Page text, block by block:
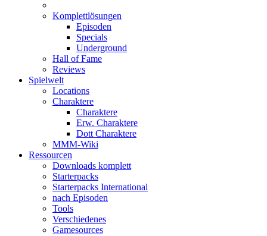
Komplettlösungen
Episoden
Specials
Underground
Hall of Fame
Reviews
Spielwelt
Locations
Charaktere
Charaktere
Erw. Charaktere
Dott Charaktere
MMM-Wiki
Ressourcen
Downloads komplett
Starterpacks
Starterpacks International
nach Episoden
Tools
Verschiedenes
Gamesources